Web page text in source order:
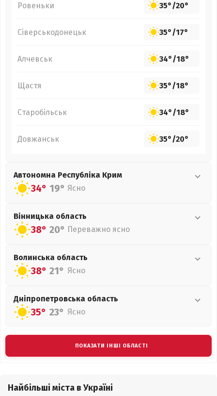
Ровеньки 35°/20°
Сіверськодонецьк 35°/17°
Алчевськ 34°/18°
Щастя 35°/18°
Старобільськ 34°/18°
Довжанськ 35°/20°
Автономна Республіка Крим
34° 19° Ясно
Вінницька область
38° 20° Переважно ясно
Волинська область
38° 21° Ясно
Дніпропетровська область
35° 23° Ясно
ПОКАЗАТИ ІНШІ ОБЛАСТІ
Найбільші міста в Україні